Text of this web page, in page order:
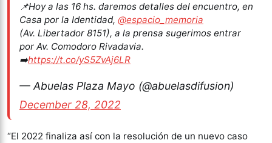
📌Hoy a las 16 hs. daremos detalles del encuentro, en
Casa por la Identidad, @espacio_memoria
(Av. Libertador 8151), a la prensa sugerimos entrar
por Av. Comodoro Rivadavia.
➡️https://t.co/yS5ZvAj6LR
— Abuelas Plaza Mayo (@abuelasdifusion)
December 28, 2022
“El 2022 finaliza así con la resolución de un nuevo caso